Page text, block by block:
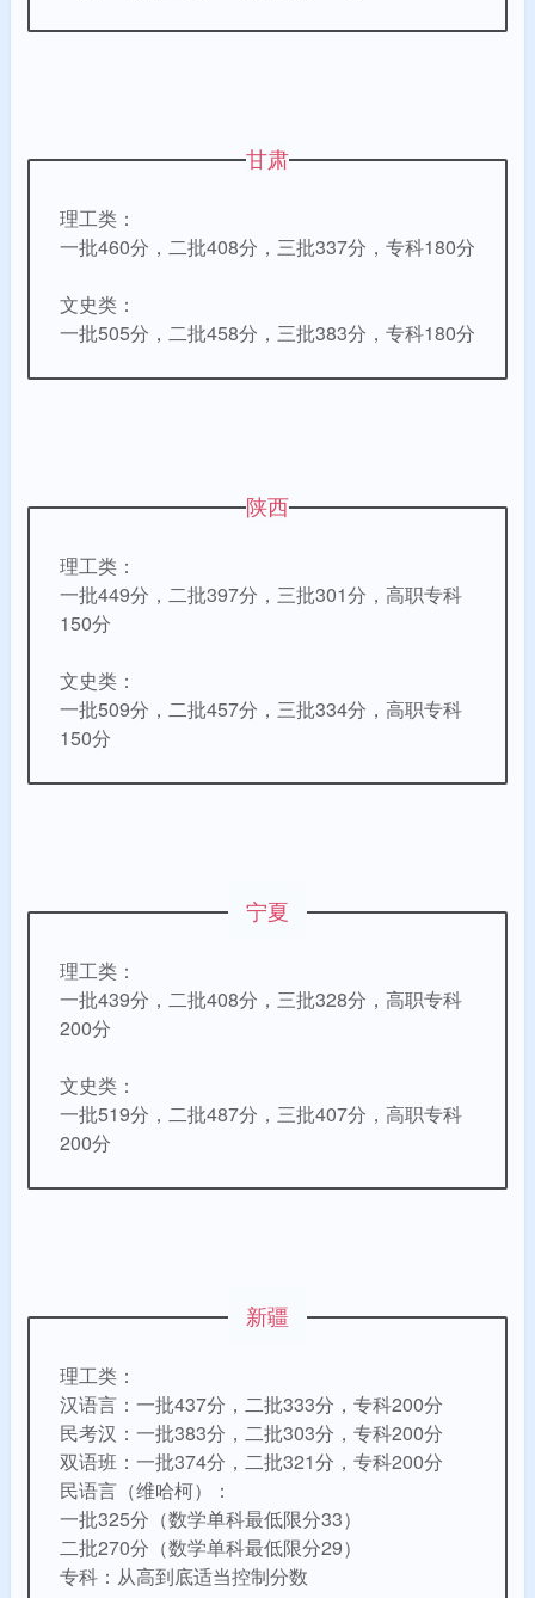
甘肃
理工类：
一批460分，二批408分，三批337分，专科180分
文史类：
一批505分，二批458分，三批383分，专科180分
陕西
理工类：
一批449分，二批397分，三批301分，高职专科
150分
文史类：
一批509分，二批457分，三批334分，高职专科
150分
宁夏
理工类：
一批439分，二批408分，三批328分，高职专科
200分
文史类：
一批519分，二批487分，三批407分，高职专科
200分
新疆
理工类：
汉语言：一批437分，二批333分，专科200分
民考汉：一批383分 ，二批303分 ，专科200分
双语班：一批374分，二批321分，专科200分
民语言（维哈柯）：
一批325分（数学单科最低限分33）
二批270分 （数学单科最低限分29）
专科：从高到底适当控制分数